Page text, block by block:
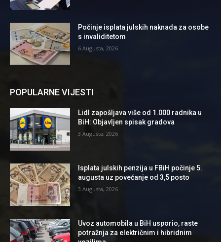
Počinje isplata julskih naknada za osobe
s invaliditetom
6 Augusta, 2026
POPULARNE VIJESTI
Lidl zapošljava više od 1.000 radnika u
BiH: Objavljen spisak gradova
3 Augusta, 2026
Isplata julskih penzija u FBiH počinje 5.
augusta uz povećanje od 3,5 posto
3 Augusta, 2026
Uvoz automobila u BiH usporio, raste
potražnja za električnim i hibridnim